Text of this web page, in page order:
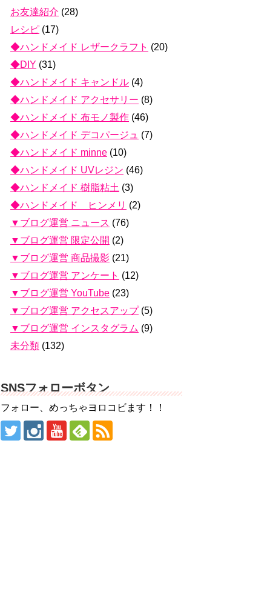
お友達紹介 (28)
レシピ (17)
◆ハンドメイド レザークラフト (20)
◆DIY (31)
◆ハンドメイド キャンドル (4)
◆ハンドメイド アクセサリー (8)
◆ハンドメイド 布モノ製作 (46)
◆ハンドメイド デコパージュ (7)
◆ハンドメイド minne (10)
◆ハンドメイド UVレジン (46)
◆ハンドメイド 樹脂粘土 (3)
◆ハンドメイド ヒンメリ (2)
▼ブログ運営 ニュース (76)
▼ブログ運営 限定公開 (2)
▼ブログ運営 商品撮影 (21)
▼ブログ運営 アンケート (12)
▼ブログ運営 YouTube (23)
▼ブログ運営 アクセスアップ(5)
▼ブログ運営 インスタグラム (9)
未分類 (132)
SNSフォローボタン
フォロー、めっちゃヨロコビます！！